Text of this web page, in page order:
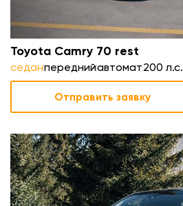
Toyota Camry 70 rest
седанпереднийавтомат200 л.с.
Отправить заявку